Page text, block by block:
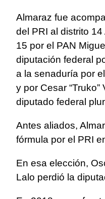
Almaraz fue
del PRI al distrito
15 por el PAN
diputación federal
a la senaduría por
y por Cesar
diputado federal
Antes aliados,
fórmula por el PRI
En esa elección,
Lalo perdió la